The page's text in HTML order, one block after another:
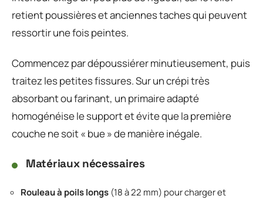
retient poussières et anciennes taches qui peuvent
ressortir une fois peintes.
Commencez par dépoussiérer minutieusement, puis
traitez les petites fissures. Sur un crépi très
absorbant ou farinant, un primaire adapté
homogénéise le support et évite que la première
couche ne soit « bue » de manière inégale.
Matériaux nécessaires
Rouleau à poils longs (18 à 22 mm) pour charger et